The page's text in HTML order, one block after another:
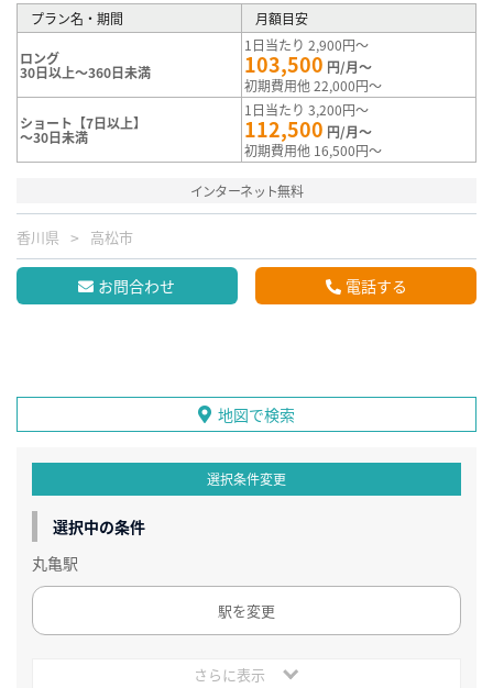
プラン名・期間 月額目安
ロング
30日以上～360日未満
1日当たり 2,900円～
103,500 円/月～
初期費用他 22,000円～
ショート【7日以上】
～30日未満
1日当たり 3,200円～
112,500 円/月～
初期費用他 16,500円～
インターネット無料
香川県 高松市
お問合わせ 電話する
地図で検索
選択条件変更
選択中の条件
丸亀駅
駅を変更
さらに表示